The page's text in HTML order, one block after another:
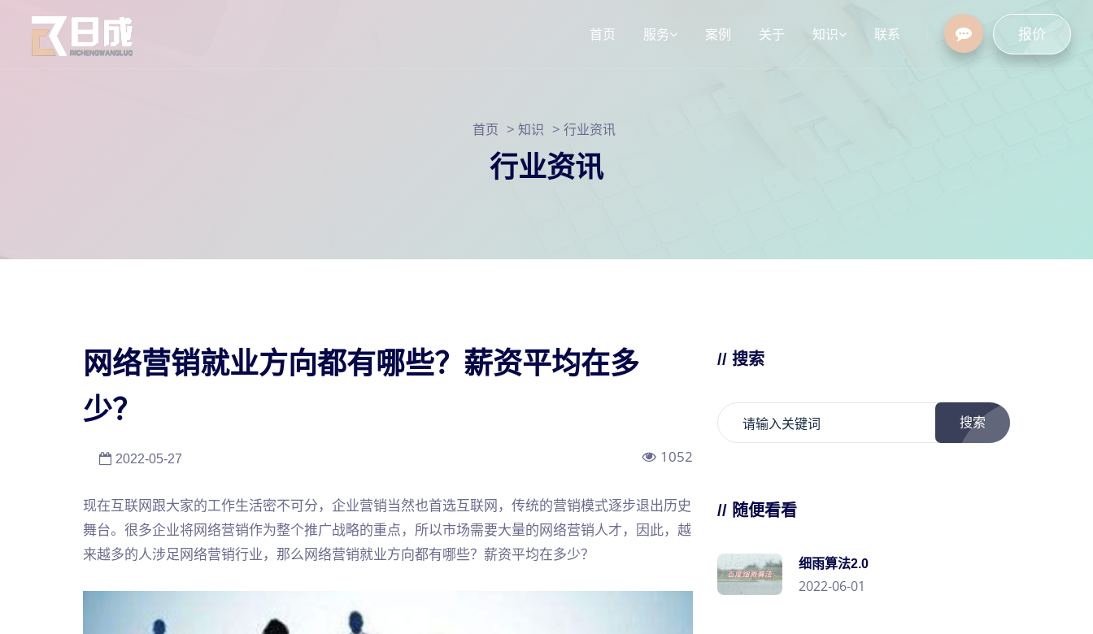
首页 服务 案例 关于 知识 联系 报价
首页 > 知识 > 行业资讯
行业资讯
网络营销就业方向都有哪些？薪资平均在多
少？
2022-05-27 1052
现在互联网跟大家的工作生活密不可分，企业营销当然也首选互联网，传统的营销模式逐步退出历史
舞台。很多企业将网络营销作为整个推广战略的重点，所以市场需要大量的网络营销人才，因此，越
来越多的人涉足网络营销行业，那么网络营销就业方向都有哪些？薪资平均在多少？
// 搜索
搜索
// 随便看看
细雨算法2.0
2022-06-01